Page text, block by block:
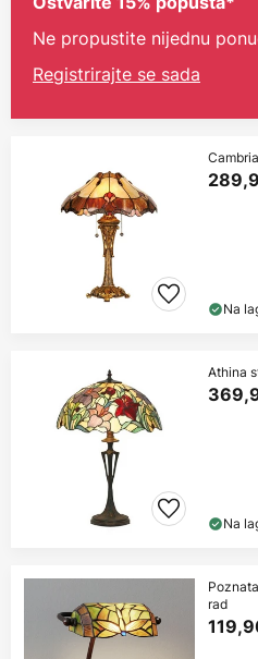
Ne propustite nijednu
Registrirajte se sada
Na
Athina
Na
rad